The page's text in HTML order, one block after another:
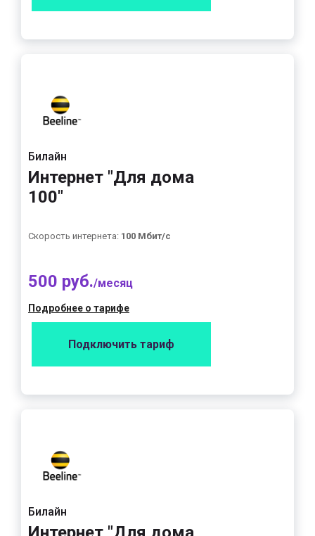
Билайн
Интернет "Для дома
100"
Скорость интернета: 100 Мбит/с
500 руб./месяц
Подробнее о тарифе
Подключить тариф
Билайн